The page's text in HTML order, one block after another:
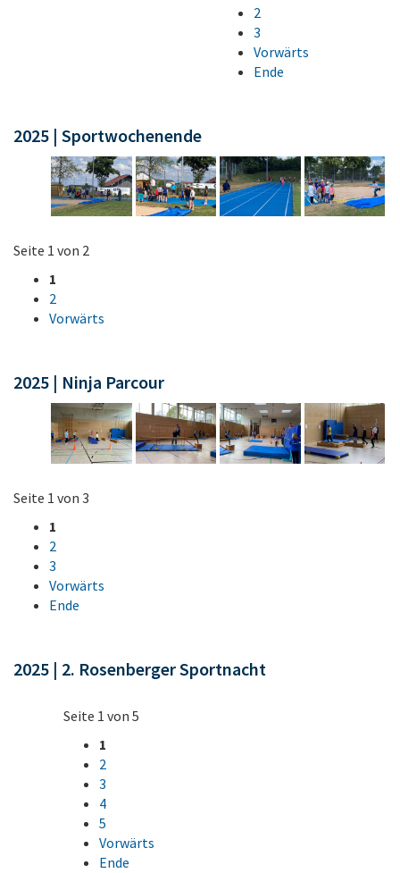
2
3
Vorwärts
Ende
2025 | Sportwochenende
Seite 1 von 2
1
2
Vorwärts
2025 | Ninja Parcour
Seite 1 von 3
1
2
3
Vorwärts
Ende
2025 | 2. Rosenberger Sportnacht
Seite 1 von 5
1
2
3
4
5
Vorwärts
Ende